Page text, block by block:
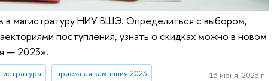
в магистратуру НИУ ВШЭ. Определиться с выбором,
поступления, узнать о скидках можно в новом
— 2023».
приемная кампания 2023 13 июня, 2023 г.